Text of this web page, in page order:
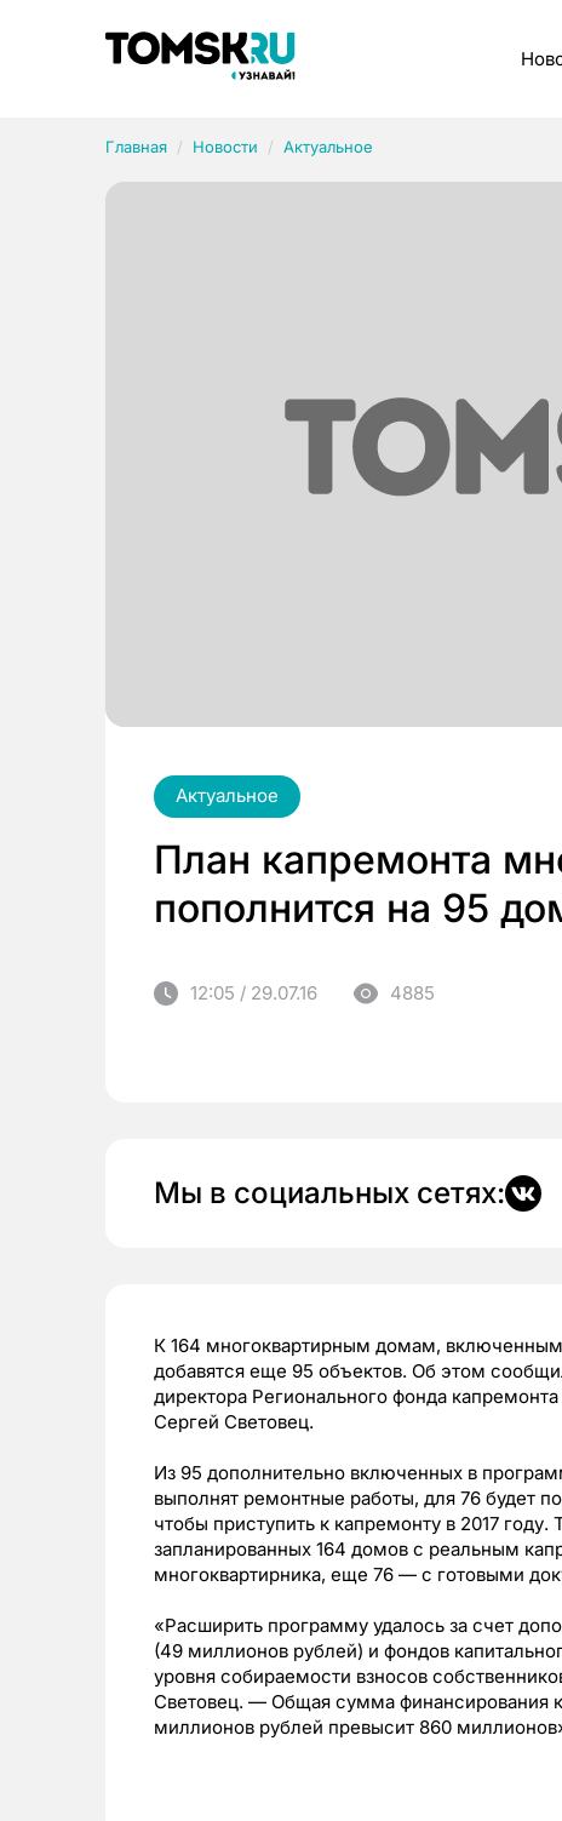
Главная Новости Актуальное
Актуальное
План капремонта
пополнится на 95
12:05 / 29.07.16 4885
Мы в социальных сетях:
К 164 многоквартирным домам, включенным
добавятся еще 95 объектов. Об этом
директора Регионального фонда
Сергей Световец.
Из 95 дополнительно включенных в
выполнят ремонтные работы, для 76 будет
чтобы приступить к капремонту в 2017
запланированных 164 домов с реальным
многоквартирника, еще 76 — с готовыми
«Расширить программу удалось за счет
(49 миллионов рублей) и фондов
уровня собираемости взносов
Световец. — Общая сумма финансирования
миллионов рублей превысит 860
Рубрики